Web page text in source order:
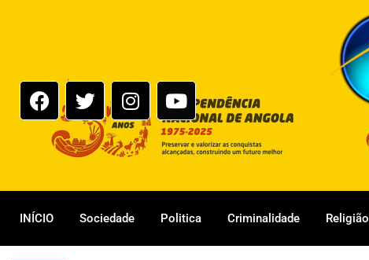
INÍCIO Sociedade Politica Criminalidade Religião